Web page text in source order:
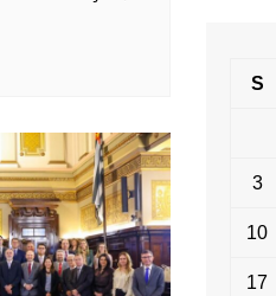
S
3
10
17